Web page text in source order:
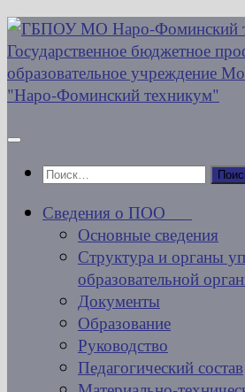
Перейти
к
содержимому
Найти:
Сведения о ПОО
Основные сведения
Структура и органы
образовательной
Документы
Образование
Руководство
Педагогический состав